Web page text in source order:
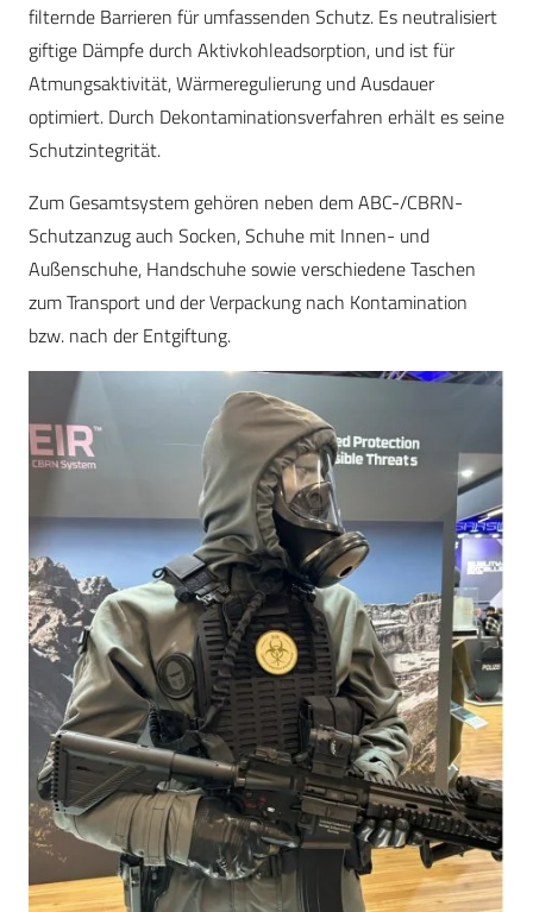
filternde Barrieren für umfassenden Schutz. Es neutralisiert
giftige Dämpfe durch Aktivkohleadsorption, und ist für
Atmungsaktivität, Wärmeregulierung und Ausdauer
optimiert. Durch Dekontaminationsverfahren erhält es seine
Schutzintegrität.
Zum Gesamtsystem gehören neben dem ABC-/CBRN-
Schutzanzug auch Socken, Schuhe mit Innen- und
Außenschuhe, Handschuhe sowie verschiedene Taschen
zum Transport und der Verpackung nach Kontamination
bzw. nach der Entgiftung.